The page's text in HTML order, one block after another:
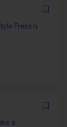
French
a